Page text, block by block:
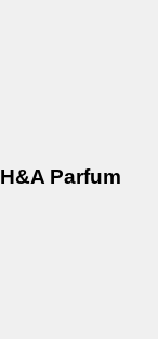
H&A Parfum